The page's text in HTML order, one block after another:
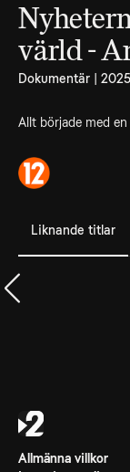
värld -
Dokumentär |
Allt började med
Liknande titlar
Allmänna villkor